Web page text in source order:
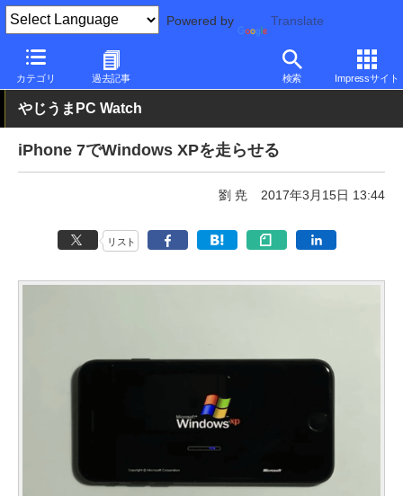
Powered by Translate
カテゴリ 過去記事 検索 Impressサイト
PC Watch パソコン/タブレット/スマートフォン スマートフォン
やじうまPC Watch
iPhone 7でWindows XPを走らせる
劉 尭 2017年3月15日 13:44
リスト